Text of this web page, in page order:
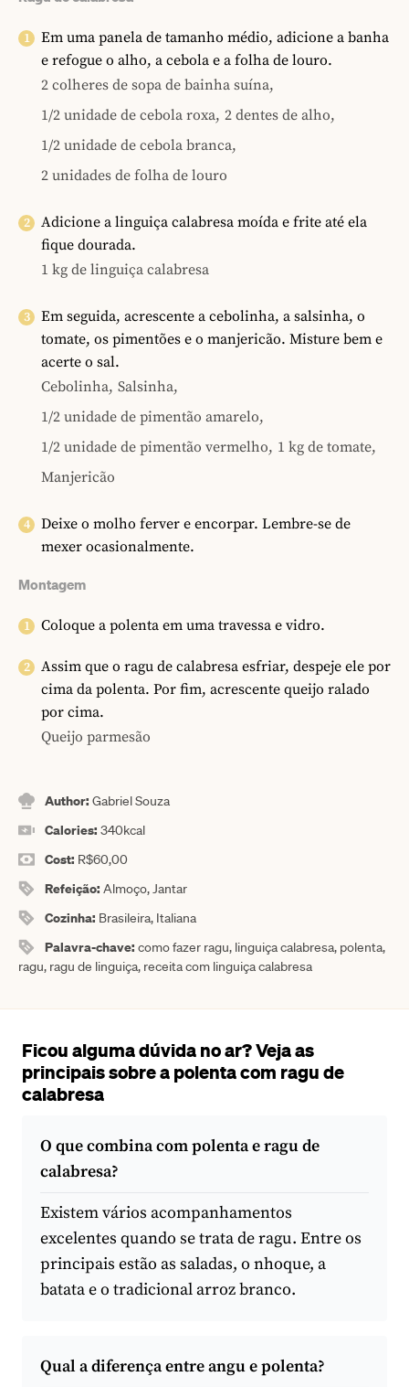
Em uma panela de tamanho médio, adicione a banha
e refogue o alho, a cebola e a folha de louro.
2 colheres de sopa de bainha suína,
1/2 unidade de cebola roxa, 2 dentes de alho,
1/2 unidade de cebola branca,
2 unidades de folha de louro
Adicione a linguiça calabresa moída e frite até ela
fique dourada.
1 kg de linguiça calabresa
Em seguida, acrescente a cebolinha, a salsinha, o
tomate, os pimentões e o manjericão. Misture bem e
acerte o sal.
Cebolinha, Salsinha,
1/2 unidade de pimentão amarelo,
1/2 unidade de pimentão vermelho, 1 kg de tomate,
Manjericão
Deixe o molho ferver e encorpar. Lembre-se de
mexer ocasionalmente.
Montagem
Coloque a polenta em uma travessa e vidro.
Assim que o ragu de calabresa esfriar, despeje ele por
cima da polenta. Por fim, acrescente queijo ralado
por cima.
Queijo parmesão
Author:Gabriel Souza
Calories:340kcal
Cost: R$60,00
Refeição:Almoço, Jantar
Cozinha: Brasileira, Italiana
Palavra-chave:como fazer ragu, linguiça calabresa, polenta,
ragu, ragu de linguiça, receita com linguiça calabresa
Ficou alguma dúvida no ar? Veja as
principais sobre a polenta com ragu de
calabresa
O que combina com polenta e ragu de
calabresa?
Existem vários acompanhamentos
excelentes quando se trata de ragu. Entre os
principais estão as saladas, o nhoque, a
batata e o tradicional arroz branco.
Qual a diferença entre angu e polenta?